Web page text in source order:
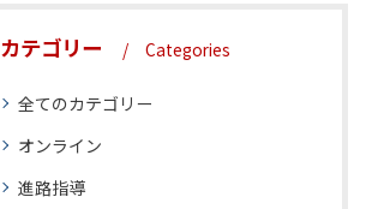
カテゴリー Categories
全てのカテゴリー
オンライン
進路指導